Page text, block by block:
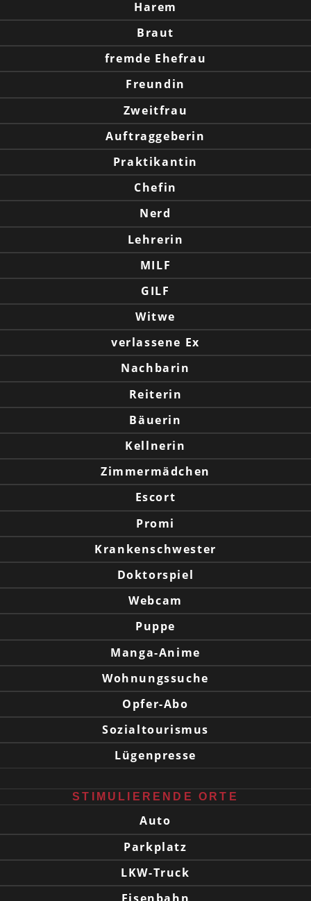
Harem
Braut
fremde Ehefrau
Freundin
Zweitfrau
Auftraggeberin
Praktikantin
Chefin
Nerd
Lehrerin
MILF
GILF
Witwe
verlassene Ex
Nachbarin
Reiterin
Bäuerin
Kellnerin
Zimmermädchen
Escort
Promi
Krankenschwester
Doktorspiel
Webcam
Puppe
Manga-Anime
Wohnungssuche
Opfer-Abo
Sozialtourismus
Lügenpresse
STIMULIERENDE ORTE
Auto
Parkplatz
LKW-Truck